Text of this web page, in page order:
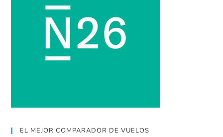
EL MEJOR COMPARADOR DE VUELOS